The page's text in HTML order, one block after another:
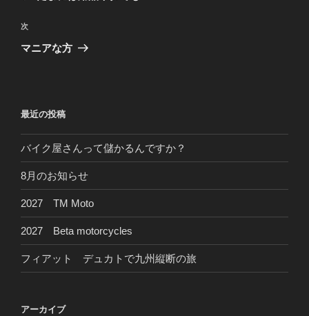
ナ
ビ
ゲ
ン
稿
次
の
次
マニアな方
最近の投稿
バイク屋さんって儲かるんですか？
8月のお知らせ
2027 TM Moto
2027 Beta motorcycles
フィアット デュカトで九州縦断の旅
アーカイブ